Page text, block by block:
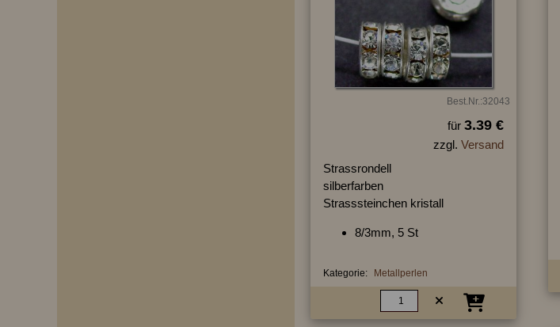
Best.Nr.:32043
für 3.39 €
zzgl. Versand
Strassrondell
silberfarben
Strasssteinchen kristall
8/3mm, 5 St
Kategorie: Metallperlen